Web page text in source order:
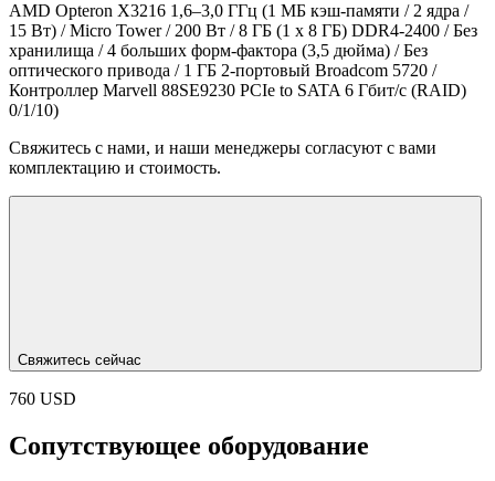
AMD Opteron X3216 1,6–3,0 ГГц (1 МБ кэш-памяти / 2 ядра /
15 Вт) / Micro Tower / 200 Вт / 8 ГБ (1 x 8 ГБ) DDR4-2400 / Без
хранилища / 4 больших форм-фактора (3,5 дюйма) / Без
оптического привода / 1 ГБ 2-портовый Broadcom 5720 /
Контроллер Marvell 88SE9230 PCIe to SATA 6 Гбит/с (RAID)
0/1/10)
Свяжитесь с нами, и наши менеджеры согласуют с вами
комплектацию и стоимость.
Свяжитесь сейчас
760 USD
Сопутствующее оборудование